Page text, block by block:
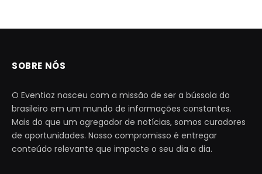
SOBRE NÓS
O Eventioz nasceu com a missão de ser a bússola do
brasileiro em um mundo de informações constantes.
Mais do que um agregador de notícias, somos curadores
de oportunidades. Nosso compromisso é entregar
conteúdo relevante que impacte o seu dia a dia.